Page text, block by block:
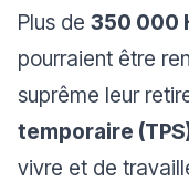
Plus de 350 000
pourraient être
suprême leur
temporaire
vivre et de